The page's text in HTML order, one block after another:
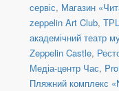
сервіс, Магазин
zeppelin Art Club,
академічний театр
Zeppelin Castle,
Медіа-центр Час,
Пляжний комплекс